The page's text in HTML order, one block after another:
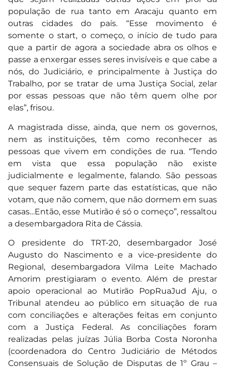
população de rua tanto em Aracaju quanto em
outras cidades do país. “Esse movimento é
somente o start, o começo, o início de tudo para
que a partir de agora a sociedade abra os olhos e
passe a enxergar esses seres invisíveis e que cabe a
nós, do Judiciário, e principalmente à Justiça do
Trabalho, por se tratar de uma Justiça Social, zelar
por essas pessoas que não têm quem olhe por
elas”, frisou.
A magistrada disse, ainda, que nem os governos,
nem as instituições, têm como reconhecer as
pessoas que vivem em condições de rua. “Tendo
em vista que essa população não existe
judicialmente e legalmente, falando. São pessoas
que sequer fazem parte das estatísticas, que não
votam, que não comem, que não dormem em suas
casas…Então, esse Mutirão é só o começo”, ressaltou
a desembargadora Rita de Cássia.
O presidente do TRT-20, desembargador José
Augusto do Nascimento e a vice-presidente do
Regional, desembargadora Vilma Leite Machado
Amorim prestigiaram o evento. Além de prestar
apoio operacional ao Mutirão PopRuaJud Aju, o
Tribunal atendeu ao público em situação de rua
com conciliações e alterações feitas em conjunto
com a Justiça Federal. As conciliações foram
realizadas pelas juízas Júlia Borba Costa Noronha
(coordenadora do Centro Judiciário de Métodos
Consensuais de Solução de Disputas de 1º Grau –